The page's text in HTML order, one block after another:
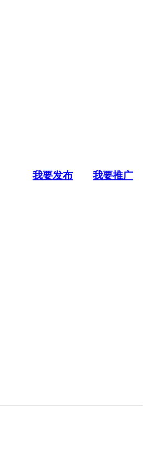
我要发布 我要推广